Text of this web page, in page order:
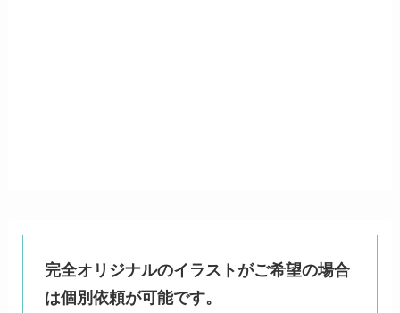
完全オリジナルのイラストがご希望の場合
は個別依頼が可能です。